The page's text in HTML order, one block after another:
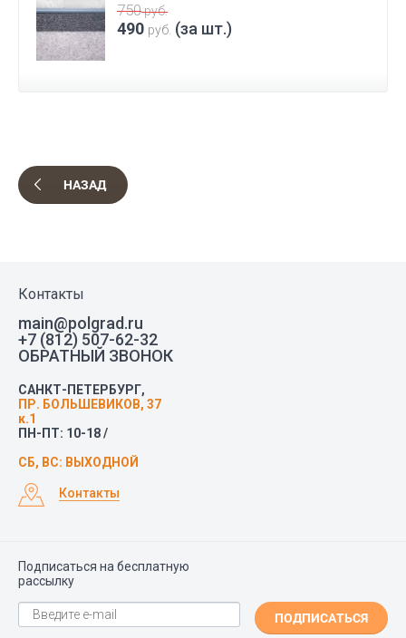
750руб.
490 руб. (за шт.)
НАЗАД
Контакты
main@polgrad.ru
+7 (812) 507-62-32
ОБРАТНЫЙ ЗВОНОК
САНКТ-ПЕТЕРБУРГ,
ПР. БОЛЬШЕВИКОВ, 37
к.1
ПН-ПТ: 10-18 /
СБ, ВС: ВЫХОДНОЙ
Контакты
Подписаться на бесплатную
рассылку
ПОДПИСАТЬСЯ